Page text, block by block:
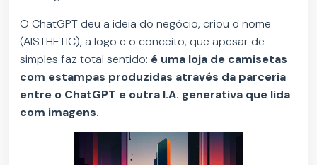
O ChatGPT deu a ideia do negócio, criou o nome
(AISTHETIC), a logo e o conceito, que apesar de
simples faz total sentido: é uma loja de camisetas
com estampas produzidas através da parceria
entre o ChatGPT e outra I.A. generativa que lida
com imagens.